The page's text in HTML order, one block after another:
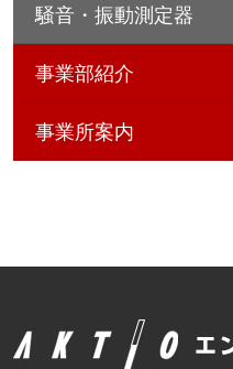
騒音・振動測定器
事業部紹介
事業所案内